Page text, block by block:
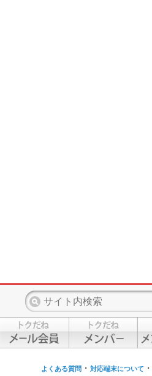
よくある質問 ・ 対応端末について ・